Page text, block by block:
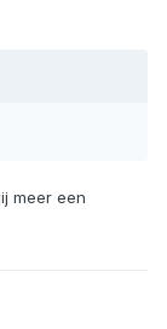
meer een